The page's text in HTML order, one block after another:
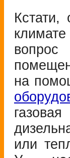
на
или